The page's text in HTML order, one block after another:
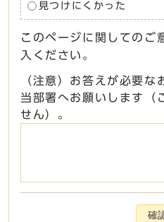
見つけにくかった
このページに関してのご
入ください。
（注意）お答えが必要な
当部署へお願いします（
せん）。
確